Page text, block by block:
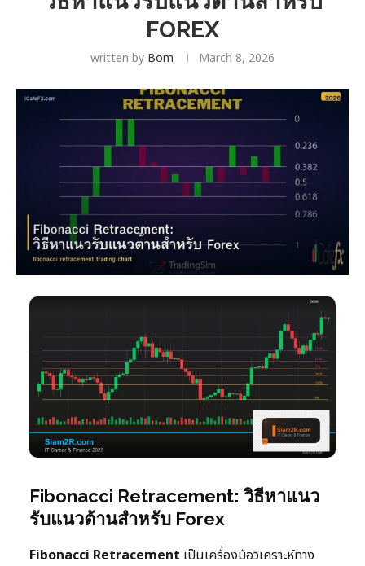
FOREX
written by Bom March 8, 2026
Fibonacci Retracement: วิธีหาแนว
รับแนวต้านสำหรับ Forex
Fibonacci Retracement เป็นเครื่องมือวิเคราะห์ทาง